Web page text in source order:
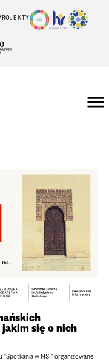
się o nich
“Spotkania w NSI” organizowane